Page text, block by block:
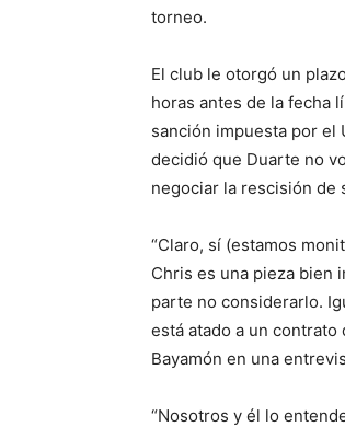
torneo.
El club le otorgó un
horas antes de la fecha
sanción impuesta por el
decidió que Duarte no
negociar la rescisión de
“Claro, sí (estamos
Chris es una pieza bien
parte no considerarlo.
está atado a un
Bayamón en una
“Nosotros y él lo